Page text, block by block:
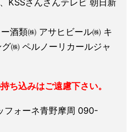
KSSさんさんテレビ 朝日新
酒類㈱ アサヒビール㈱ キ
㈱ ペルノーリカールジャ
ち込みはご遠慮下さい。
フォーネ青野摩周 090-